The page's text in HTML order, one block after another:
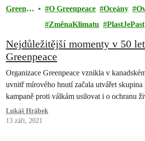
Greenpe
O Greenpeace Oceány
ZměnaKlimatu
PlastJePast
Nejdůležitější momenty v 50
Greenpeace
Organizace Greenpeace vznikla v
uvnitř mírového hnutí začala utvářet
kampaně proti válkám usilovat i o ochranu
Lukáš Hrábek
13 září, 2021